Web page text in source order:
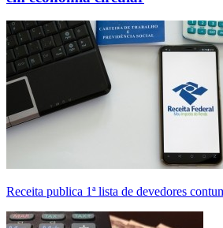
Receita publica 1ª lista de devedores